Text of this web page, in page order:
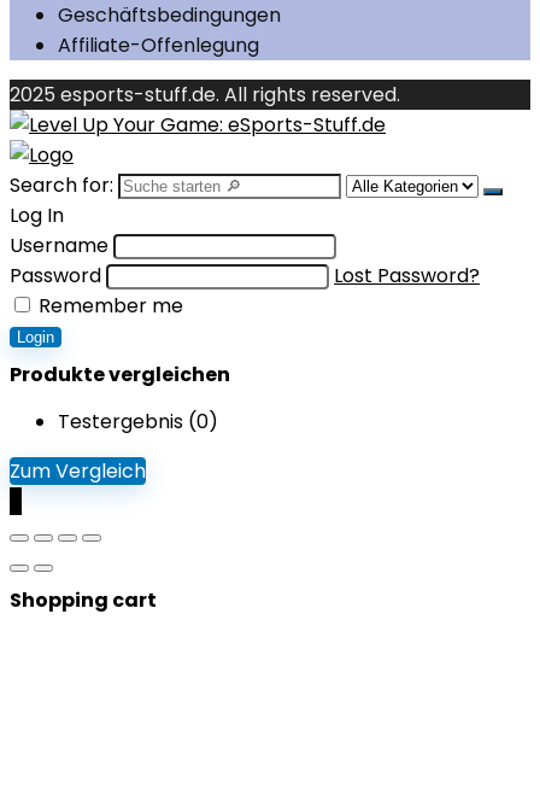
Geschäftsbedingungen
Affiliate-Offenlegung
2025 esports-stuff.de. All rights reserved.
Search for:
Log In
Username
Password
Lost Password?
Remember me
Login
Produkte vergleichen
Testergebnis (0)
Zum Vergleich
Shopping cart